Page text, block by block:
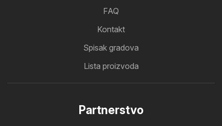
FAQ
Kontakt
Spisak gradova
Lista proizvoda
Partnerstvo